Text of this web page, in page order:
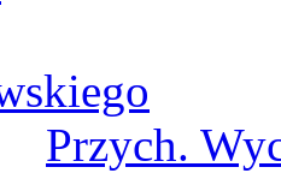
Przych.